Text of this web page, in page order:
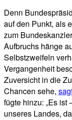
Denn
auf den Punkt, als
zum
Aufbruchs hänge
Selbstzweifeln
Vergangenheit
Zuversicht in die
Chancen sehe,
fügte hinzu: „Es ist
unseres Landes,